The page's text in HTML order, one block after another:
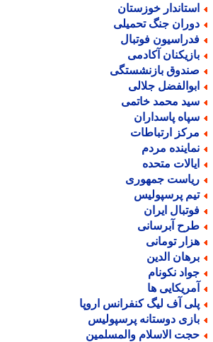
خوزستان
جنگ تحمیلی
فوتبال
آکادمی
بازنشستگی
جلالی
محمد خاتمی
پاسداران
ارتباطات
مردم
متحده
جمهوری
پرسپولیس
ایران
آبرسانی
تومانی
الدین
نکونام
ها
آف لیگ کنفرانس اروپا
دوستانه پرسپولیس
الاسلام والمسلمین